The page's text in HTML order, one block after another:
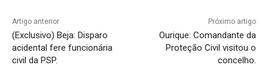
Artigo anterior
(Exclusivo) Beja: Disparo
acidental fere funcionária
civil da PSP.
Próximo artigo
Ourique: Comandante da
Proteção Civil visitou o
concelho.